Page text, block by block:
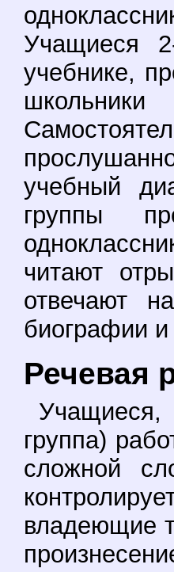
Учащиеся
учебнике,
учебный
группы
читают
отвечают
биографии
Речевая
Учащиеся,
группа)
сложной
владеющие